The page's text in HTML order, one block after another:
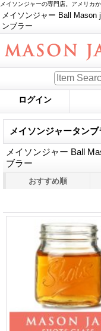
メイソンジャーの専門店。アメリカ
メイソンジャー Ball
ンブラー
ログイン
メイソンジャータンブ
メイソンジャー Ball
ブラー
おすすめ順